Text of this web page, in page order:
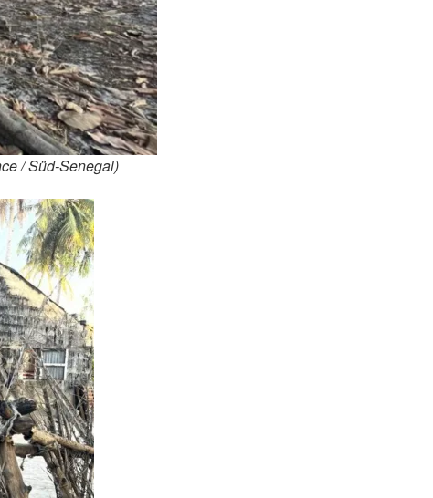
/ Süd-Senegal)